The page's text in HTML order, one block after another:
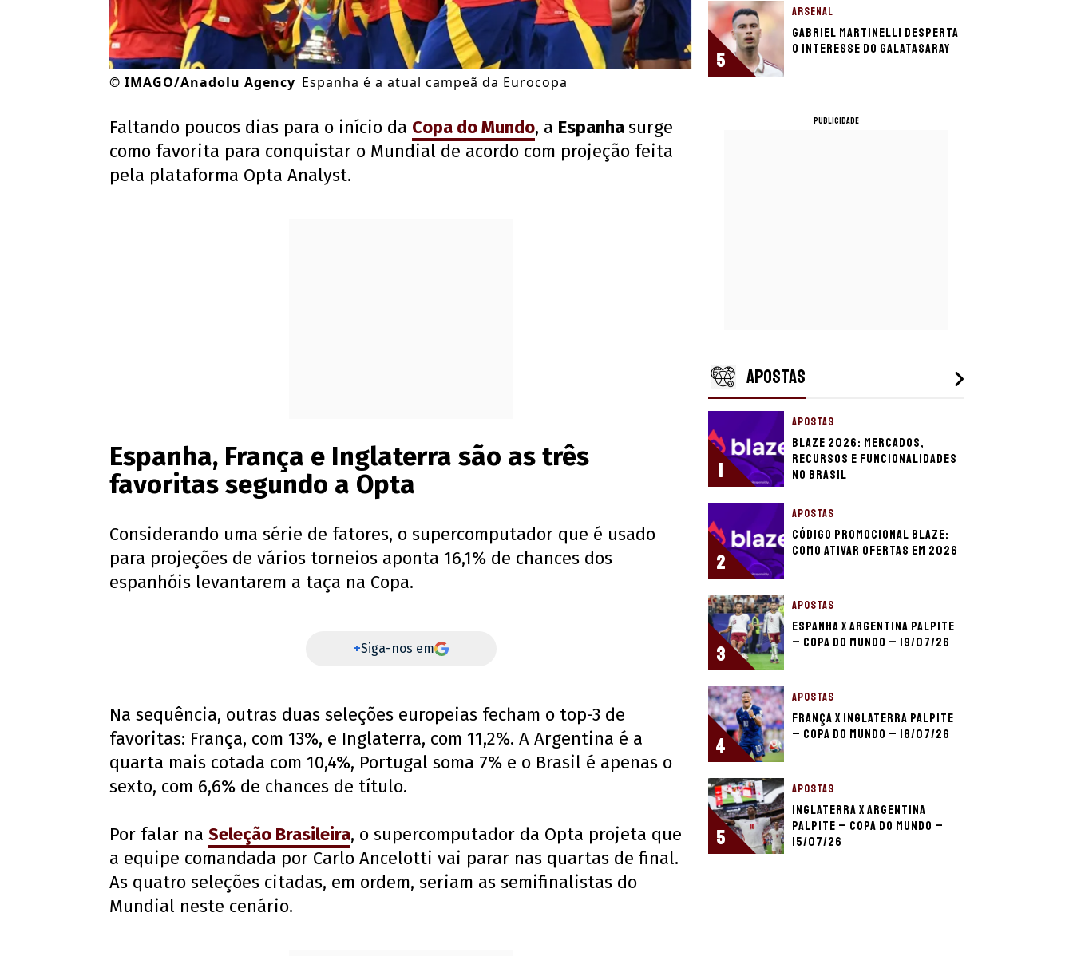
© IMAGO/Anadolu Agency Espanha é a atual campeã da Eurocopa
Faltando poucos dias para o início da Copa do Mundo, a Espanhasurge
como favorita para conquistar o Mundial de acordo com projeção feita
pela plataforma Opta Analyst.
Espanha, França e Inglaterra são as três
favoritas segundo a Opta
Considerando uma série de fatores, o supercomputador que é usado
para projeções de vários torneios aponta 16,1% de chances dos
espanhóis levantarem a taça na Copa.
+Siga-nos em
Na sequência, outras duas seleções europeias fecham o top-3 de
favoritas: França, com 13%, e Inglaterra, com 11,2%. A Argentina é a
quarta mais cotada com 10,4%, Portugal soma 7% e o Brasil é apenas o
sexto, com 6,6% de chances de título.
Por falar na Seleção Brasileira, o supercomputador da Opta projeta que
a equipe comandada por Carlo Ancelotti vai parar nas quartas de final.
As quatro seleções citadas, em ordem, seriam as semifinalistas do
Mundial neste cenário.
5
ARSENAL
Gabriel Martinelli desperta
o interesse do Galatasaray
PUBLICIDADE
APOSTAS
1
APOSTAS
Blaze 2026: mercados,
recursos e funcionalidades
no Brasil
2
APOSTAS
Código promocional Blaze:
como ativar ofertas em 2026
3
APOSTAS
Espanha x Argentina palpite
– Copa do Mundo – 19/07/26
4
APOSTAS
França x Inglaterra palpite
– Copa do Mundo – 18/07/26
5
APOSTAS
Inglaterra x Argentina
palpite – Copa do Mundo –
15/07/26